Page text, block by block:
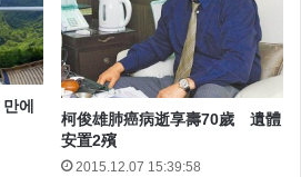
에
柯俊雄肺癌病逝享壽70歲 遺體
安置2殯
2015.12.07 15:39:58